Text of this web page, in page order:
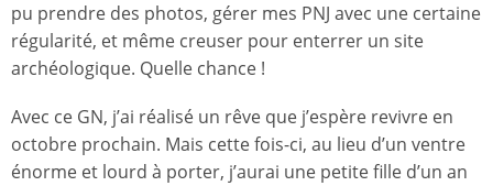
pu prendre des photos, gérer mes PNJ avec une certaine
régularité, et même creuser pour enterrer un site
archéologique. Quelle chance !
Avec ce GN, j’ai réalisé un rêve que j’espère revivre en
octobre prochain. Mais cette fois-ci, au lieu d’un ventre
énorme et lourd à porter, j’aurai une petite fille d’un an